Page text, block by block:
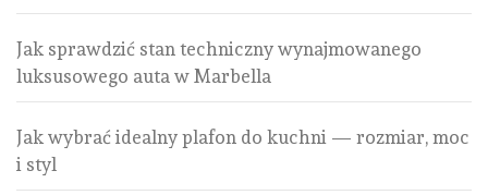
Jak sprawdzić stan techniczny wynajmowanego
luksusowego auta w Marbella
Jak wybrać idealny plafon do kuchni — rozmiar, moc
i styl